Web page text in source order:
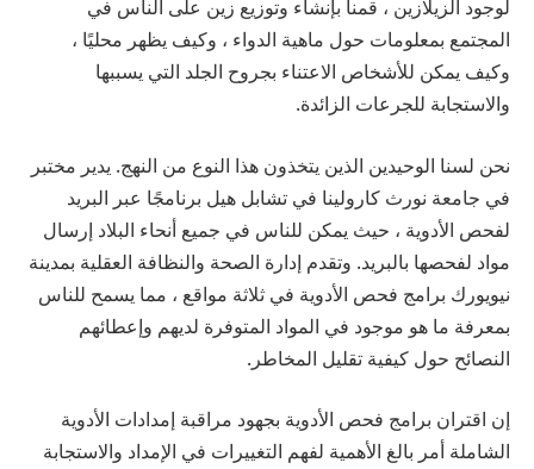
لوجود الزيلازين ، قمنا بإنشاء وتوزيع زين على الناس في
المجتمع بمعلومات حول ماهية الدواء ، وكيف يظهر محليًا ،
وكيف يمكن للأشخاص الاعتناء بجروح الجلد التي يسببها
والاستجابة للجرعات الزائدة.
نحن لسنا الوحيدين الذين يتخذون هذا النوع من النهج. يدير مختبر
في جامعة نورث كارولينا في تشابل هيل برنامجًا عبر البريد
لفحص الأدوية ، حيث يمكن للناس في جميع أنحاء البلاد إرسال
مواد لفحصها بالبريد. وتقدم إدارة الصحة والنظافة العقلية بمدينة
نيويورك برامج فحص الأدوية في ثلاثة مواقع ، مما يسمح للناس
بمعرفة ما هو موجود في المواد المتوفرة لديهم وإعطائهم
النصائح حول كيفية تقليل المخاطر.
إن اقتران برامج فحص الأدوية بجهود مراقبة إمدادات الأدوية
الشاملة أمر بالغ الأهمية لفهم التغييرات في الإمداد والاستجابة